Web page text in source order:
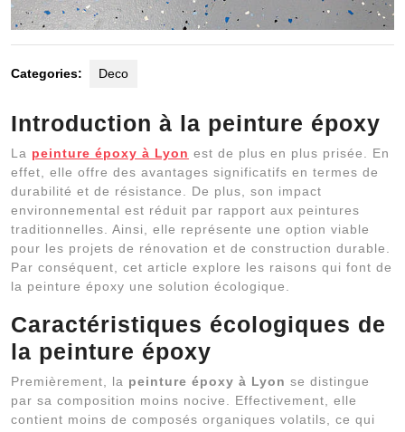
Categories: Deco
Introduction à la peinture époxy
La peinture époxy à Lyon est de plus en plus prisée. En
effet, elle offre des avantages significatifs en termes de
durabilité et de résistance. De plus, son impact
environnemental est réduit par rapport aux peintures
traditionnelles. Ainsi, elle représente une option viable
pour les projets de rénovation et de construction durable.
Par conséquent, cet article explore les raisons qui font de
la peinture époxy une solution écologique.
Caractéristiques écologiques de
la peinture époxy
Premièrement, la peinture époxy à Lyon se distingue
par sa composition moins nocive. Effectivement, elle
contient moins de composés organiques volatils, ce qui